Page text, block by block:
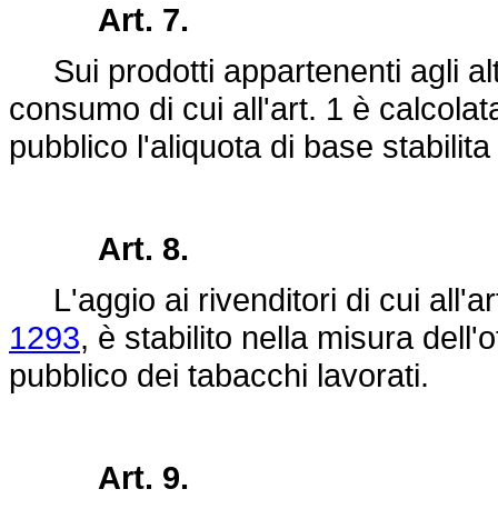
Art. 7.
Sui prodotti appartenenti agli
consumo di cui all'art. 1 è
pubblico l'aliquota di base
Art. 8.
L'aggio ai rivenditori di cui
1293, è stabilito nella misura
pubblico dei tabacchi lavorati.
Art. 9.